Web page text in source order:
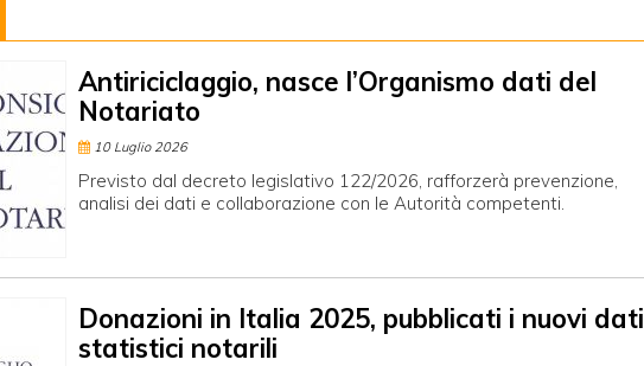
Antiriciclaggio, nasce l’Organismo dati del
Notariato
10 Luglio 2026
Previsto dal decreto legislativo 122/2026, rafforzerà prevenzione,
analisi dei dati e collaborazione con le Autorità competenti.
Donazioni in Italia 2025, pubblicati i nuovi dati
statistici notarili